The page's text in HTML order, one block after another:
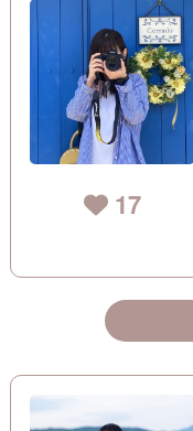
17